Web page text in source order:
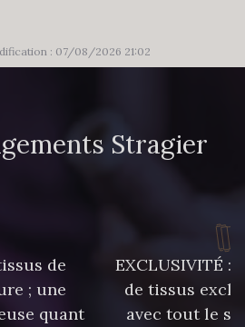
: 07/08/2026 21:02
Stragier
de
; une
quant
EXCLUSIVITÉ :
de tissus
avec tout le